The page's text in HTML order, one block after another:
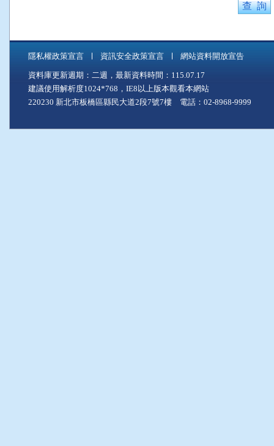
隱私權政策宣言 資訊安全政策宣言 網站資料開放宣告
資料庫更新週期：二週，最新資料時間：115.07.17
建議使用解析度1024*768，IE8以上版本觀看本網站
220230 新北市板橋區縣民大道2段7號7樓 電話：02-8968-9999